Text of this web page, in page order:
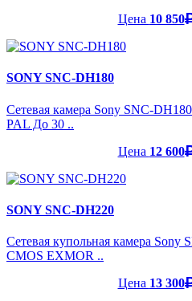
Цена 10 850
SONY SNC-DH180
Сетевая камера Sony SNC-
PAL До 30 ..
Цена 12 600
SONY SNC-DH220
Сетевая купольная камера
CMOS EXMOR ..
Цена 13 300